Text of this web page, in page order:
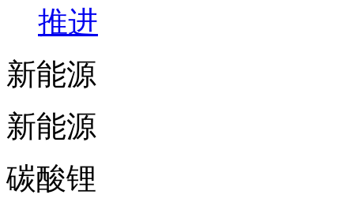
推进
新能源
新能源
碳酸锂